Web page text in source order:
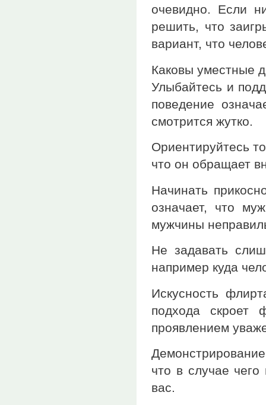
очевидно. Если
решить, что
вариант, что
Каковы уместные
Улыбайтесь и
поведение
смотрится жутко.
Ориентируйтесь
что он обращает
Начинать
означает, что
мужчины
Не задавать
например куда
Искусность
подхода скроет
проявлением
что в случае
вас.